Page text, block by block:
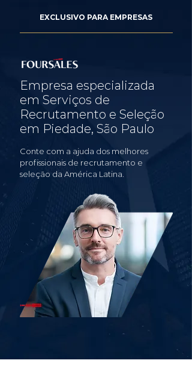
EXCLUSIVO PARA EMPRESAS
Empresa especializada
em Serviços de
Recrutamento e Seleção
em Piedade, São Paulo
Conte com a ajuda dos melhores
profissionais de recrutamento e
seleção da América Latina.